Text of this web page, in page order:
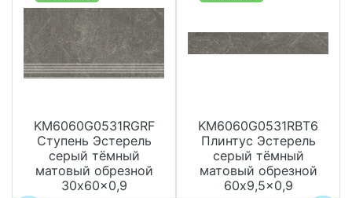
KM6060G0531RGRF
Ступень Эстерель
серый тёмный
матовый обрезной
30x60x0,9
KM6060G0531RBT6
Плинтус Эстерель
серый тёмный
матовый обрезной
60x9,5x0,9